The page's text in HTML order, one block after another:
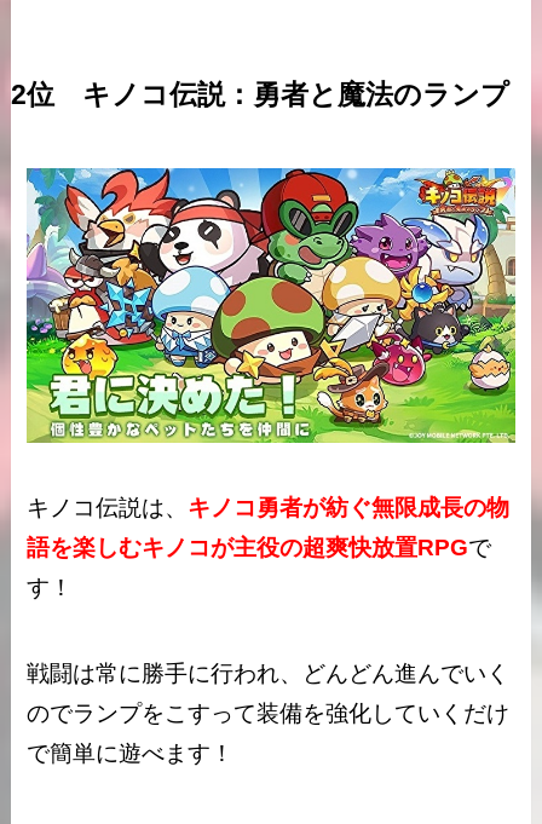
2位 キノコ伝説：勇者と魔法のランプ
キノコ伝説は、 キノコ勇者が紡ぐ無限成長の物
語を楽しむキノコが主役の超爽快放置RPGで
す！
戦闘は常に勝手に行われ、どんどん進んでいく
のでランプをこすって装備を強化していくだけ
で簡単に遊べます！